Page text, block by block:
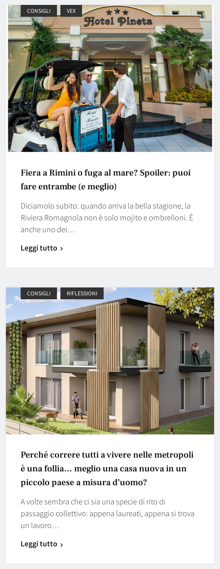
CONSIGLI VEX
Fiera a Rimini o fuga al mare? Spoiler: puoi
fare entrambe (e meglio)
Diciamolo subito: quando arriva la bella stagione, la
Riviera Romagnola non è solo mojito e ombrelloni. È
anche uno dei…
Leggi tutto
CONSIGLI RIFLESSIONI
Perché correre tutti a vivere nelle metropoli
è una follia… meglio una casa nuova in un
piccolo paese a misura d’uomo?
A volte sembra che ci sia una specie di rito di
passaggio collettivo: appena laureati, appena si trova
un lavoro…
Leggi tutto